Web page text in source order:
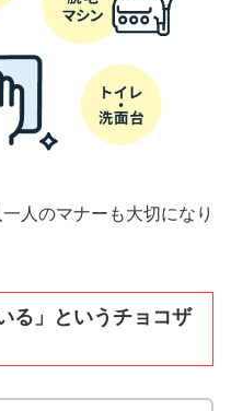
人のマナーも大切になり
る」というチョコザ